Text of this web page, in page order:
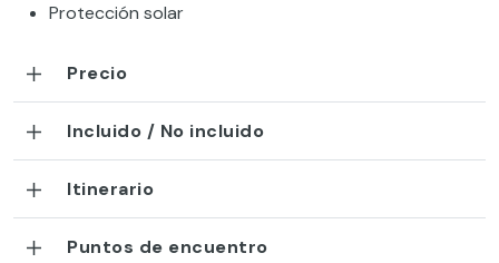
Protección solar
Precio
Incluido / No incluido
Itinerario
Puntos de encuentro